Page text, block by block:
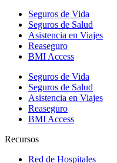
Seguros de Vida
Seguros de Salud
Asistencia en Viajes
Reaseguro
BMI Access
Seguros de Vida
Seguros de Salud
Asistencia en Viajes
Reaseguro
BMI Access
Recursos
Red de Hospitales